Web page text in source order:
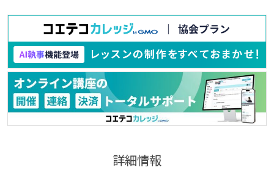
詳細情報